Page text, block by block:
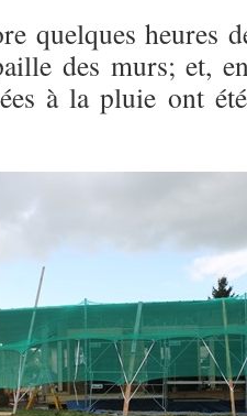
quelques heures
des murs; et,
à la pluie ont